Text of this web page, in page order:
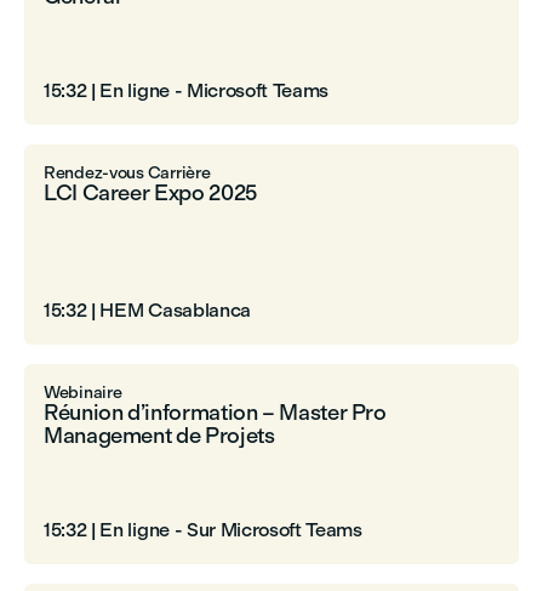
15:32| En ligne - Microsoft Teams
Rendez-vous Carrière
LCI Career Expo 2025
15:32| HEM Casablanca
Webinaire
Réunion d’information – Master Pro
Management de Projets
15:32| En ligne - Sur Microsoft Teams